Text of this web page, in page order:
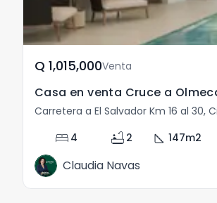
Q	1,015,000Venta
Casa en venta Cruce a
Carretera a El Salvador Km 16 al
bed 4 bathtub 2 square_foot 147m2
Claudia Navas